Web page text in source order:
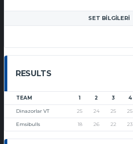
SET BILGILERI
RESULTS
TEAM 1 2 3 4
Dinazorlar VT 25 24 25 25
Emsibulls 18 26 22 23